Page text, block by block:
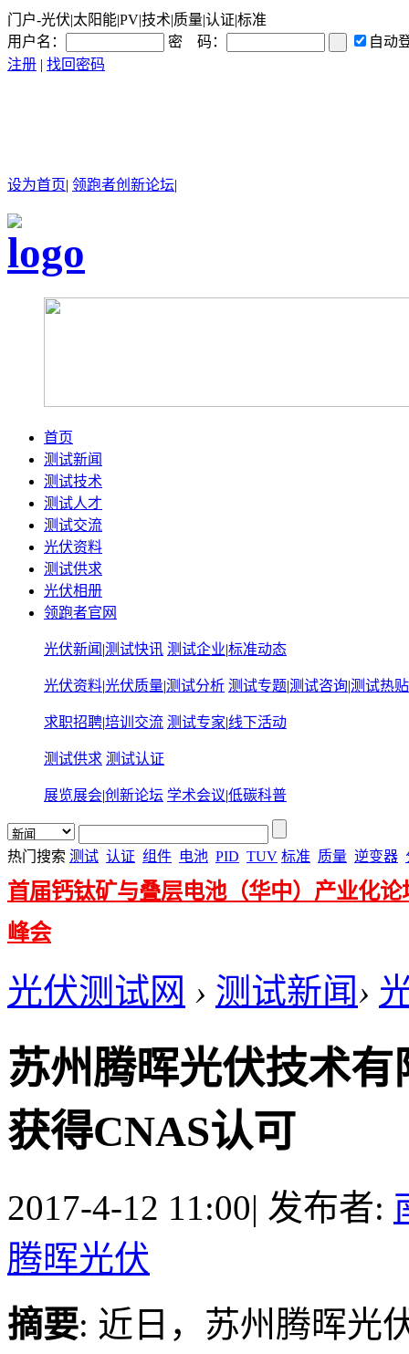
门户-光伏|太阳能|PV|技术|质量|认证|标准
用户名：
密 码：
自动
注册 | 找回密码
设为首页| 领跑者创新论坛|
首页
测试新闻
测试技术
测试人才
测试交流
光伏资料
测试供求
光伏相册
领跑者官网
光伏新闻 |测试快讯 测试企业|标准动态
光伏资料|光伏质量|测试分析 测试专题|测试咨询|测试热贴
求职招聘|培训交流 测试专家|线下活动
测试供求 测试认证
展览展会|创新论坛 学术会议|低碳科普
热门搜索 测试 认证 组件 电池 PID TUV 标准 质量 逆变器
首届钙钛矿与叠层电池（华中）产业化论
峰会
光伏测试网 › 测试新闻›
苏州腾晖光伏技术
获得CNAS认可
2017-4-12 11:00| 发布者:
腾晖光伏
摘要: 近日，苏州腾晖光